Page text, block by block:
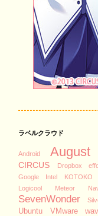
ラベルクラウド
Android August
CIRCUS Dropbox
Google
Intel KOTOKO
Logicool Meteor
SevenWonder
Ubuntu
VMware